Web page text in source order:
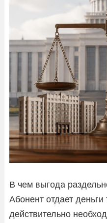
В чем выгода
Абонент отдает деньги
действительно